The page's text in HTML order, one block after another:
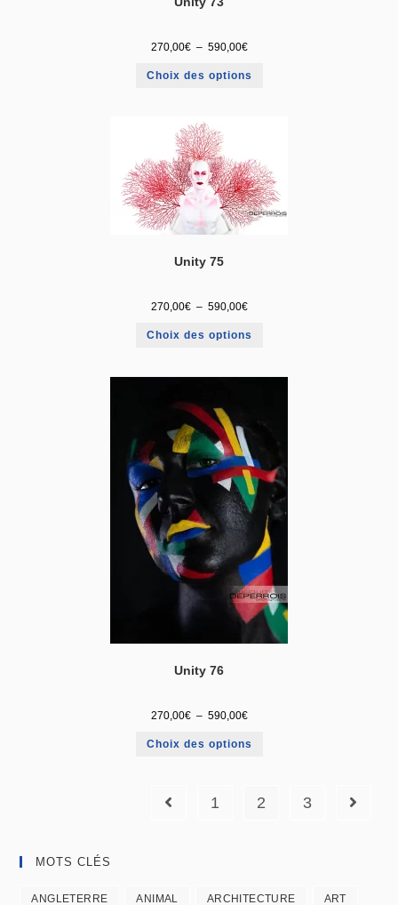
270,00€ – 590,00€
Choix des options
Unity 75
270,00€ – 590,00€
Choix des options
Unity 76
270,00€ – 590,00€
Choix des options
1 2 3
MOTS CLÉS
ANGLETERRE ANIMAL ARCHITECTURE ART